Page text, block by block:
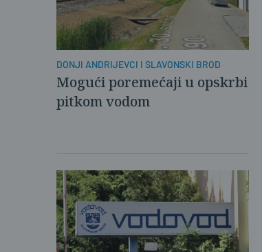
DONJI ANDRIJEVCI I SLAVONSKI BROD
Mogući poremećaji u opskrbi
pitkom vodom